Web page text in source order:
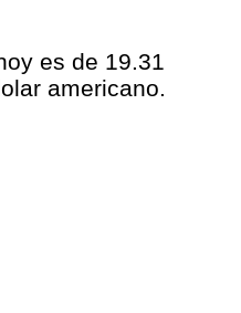
es de 19.31
americano.